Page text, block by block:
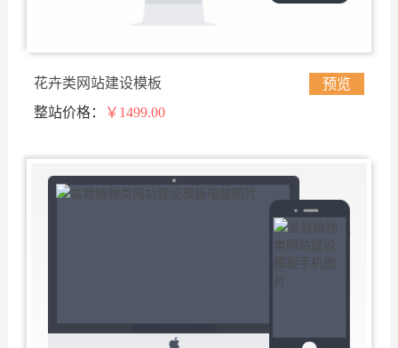
花卉类网站建设模板
预览
整站价格：
￥1499.00